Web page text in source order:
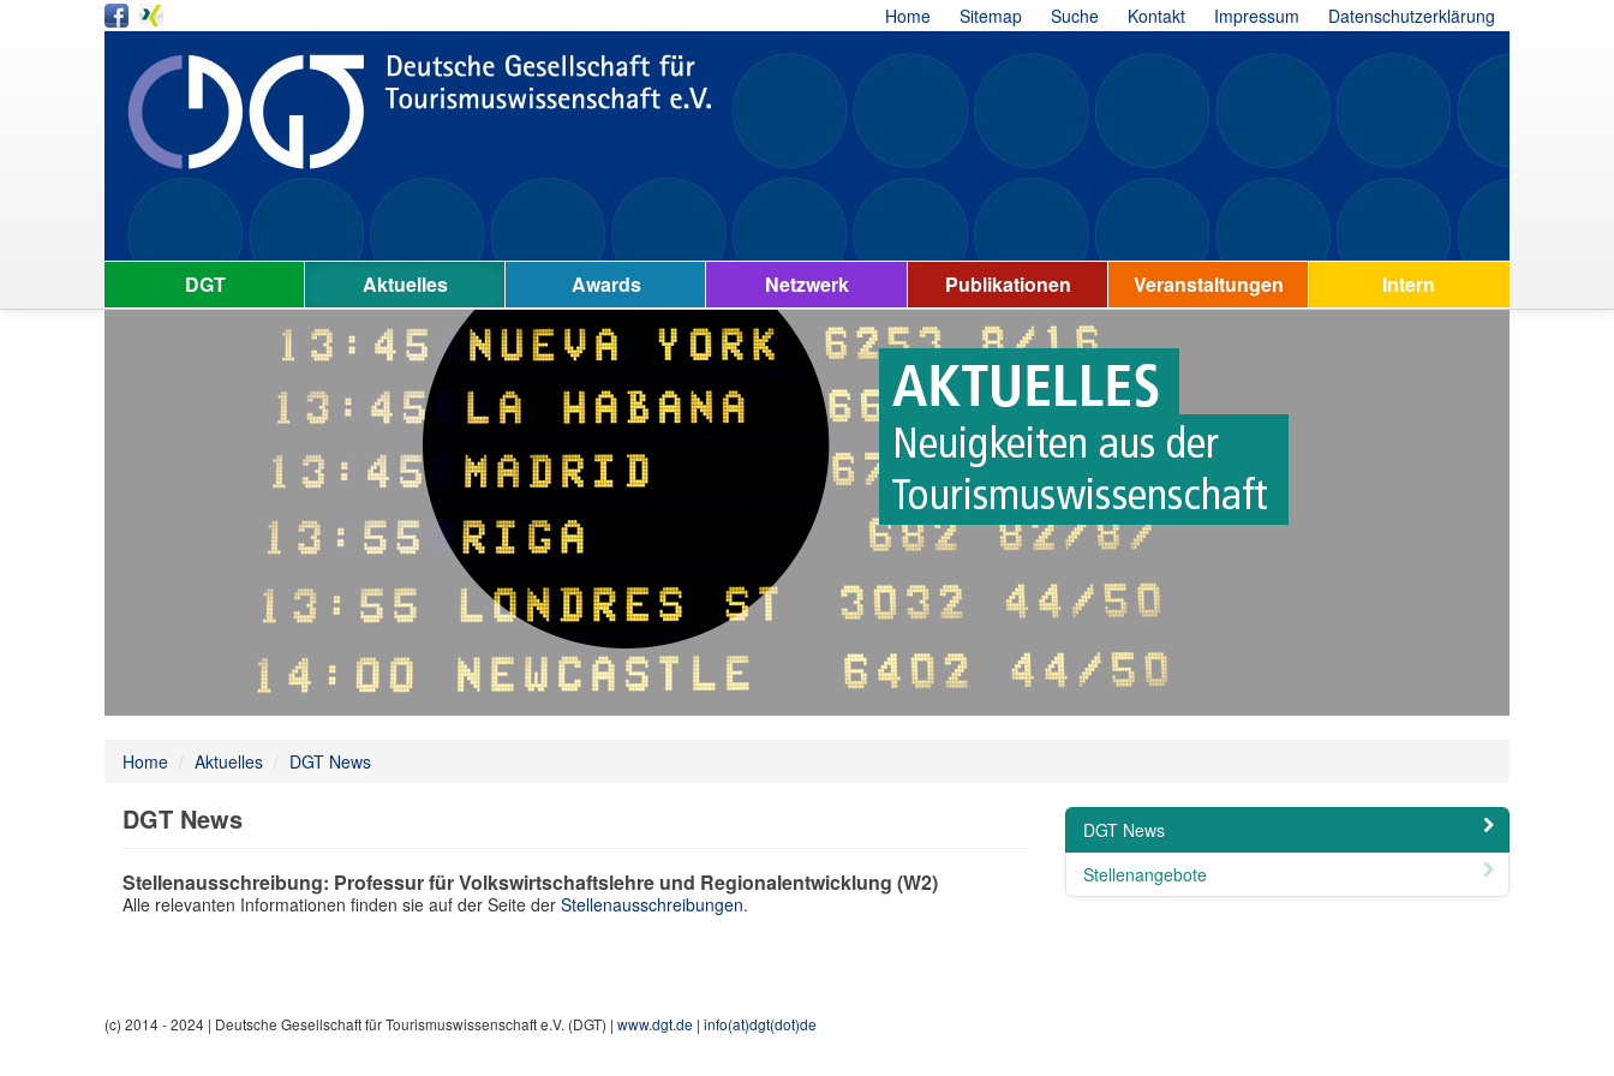
Home Sitemap Suche Kontakt Impressum Datenschutzerklärung
DGT Aktuelles Awards Netzwerk Publikationen Veranstaltungen Intern
Home / Aktuelles / DGT News
DGT News
Stellenangebote
DGT News
Stellenausschreibung: Professur für Volkswirtschaftslehre und Regionalentwicklung (W2)
Alle relevanten Informationen finden sie auf der Seite der Stellenausschreibungen.
(c) 2014 - 2024 | Deutsche Gesellschaft für Tourismuswissenschaft e.V. (DGT) | www.dgt.de | info(at)dgt(dot)de